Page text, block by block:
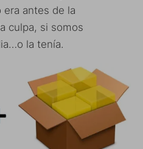
era antes de la
culpa, si somos
la tenía.